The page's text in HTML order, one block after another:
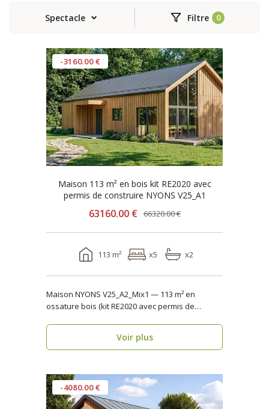
Spectacle Filtre
-3160.00 €
Maison 113 m² en bois kit RE2020 avec
permis de construire NYONS V25_A1
63160.00 € 66320.00 €
113 m² x5 x2
Maison NYONS V25_A2_Mix1 — 113 m² en
ossature bois (kit RE2020 avec permis de
Voir plus
-4080.00 €